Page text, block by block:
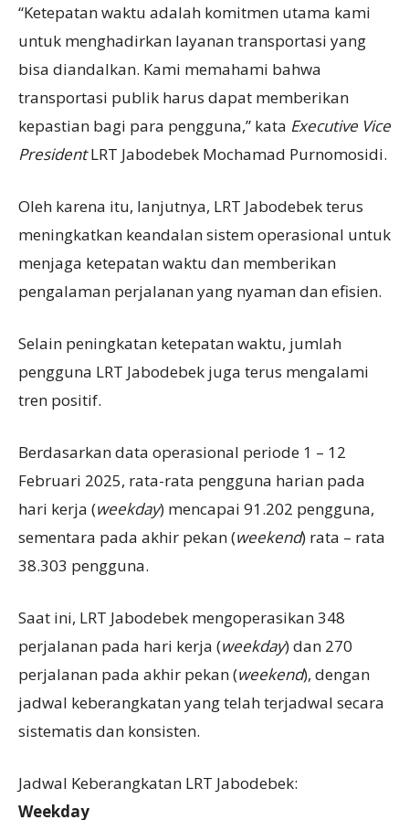
“Ketepatan waktu adalah komitmen utama kami
untuk menghadirkan layanan transportasi yang
bisa diandalkan. Kami memahami bahwa
transportasi publik harus dapat memberikan
kepastian bagi para pengguna,” kata Executive Vice
PresidentLRT Jabodebek Mochamad Purnomosidi.
Oleh karena itu, lanjutnya, LRT Jabodebek terus
meningkatkan keandalan sistem operasional untuk
menjaga ketepatan waktu dan memberikan
pengalaman perjalanan yang nyaman dan efisien.
Selain peningkatan ketepatan waktu, jumlah
pengguna LRT Jabodebek juga terus mengalami
tren positif.
Berdasarkan data operasional periode 1 – 12
Februari 2025, rata-rata pengguna harian pada
hari kerja (weekday) mencapai 91.202 pengguna,
sementara pada akhir pekan (weekend) rata – rata
38.303 pengguna.
Saat ini, LRT Jabodebek mengoperasikan 348
perjalanan pada hari kerja (weekday) dan 270
perjalanan pada akhir pekan (weekend), dengan
jadwal keberangkatan yang telah terjadwal secara
sistematis dan konsisten.
Jadwal Keberangkatan LRT Jabodebek:
Weekday